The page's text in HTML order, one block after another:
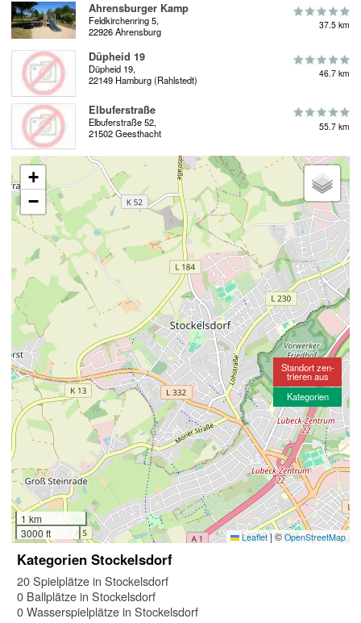
Ahrensburger Kamp
Feldkirchenring 5,
22926 Ahrensburg
37.5 km
Düpheid 19
Düpheid 19,
22149 Hamburg (Rahlstedt)
46.7 km
Elbuferstraße
Elbuferstraße 52,
21502 Geesthacht
55.7 km
+
−
1 km
3000 ft
Leaflet |©OpenStreetMap
Standort zen-
trieren aus
Kategorien
Kategorien Stockelsdorf
20 Spielplätze in Stockelsdorf
0 Ballplätze in Stockelsdorf
0 Wasserspielplätze in Stockelsdorf